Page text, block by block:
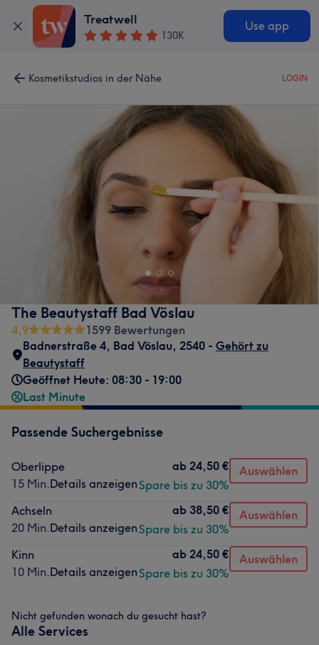
Treatwell
130K
Use app
Kosmetikstudios in der Nähe LOGIN
The Beautystaff Bad Vöslau
4,9
1599 Bewertungen
Badnerstraße 4, Bad Vöslau, 2540 - Gehört zu
Beautystaff
Geöffnet Heute: 08:30 - 19:00
Last Minute
Passende Suchergebnisse
Oberlippe
15 Min.Details anzeigen
ab 24,50 €
Spare bis zu 30%
Auswählen
Achseln
20 Min.Details anzeigen
ab 38,50 €
Spare bis zu 30%
Auswählen
Kinn
10 Min.Details anzeigen
ab 24,50 €
Spare bis zu 30%
Auswählen
Nicht gefunden wonach du gesucht hast?
Alle Services